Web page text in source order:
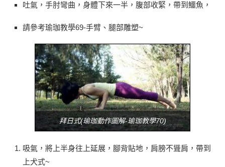
吐氣，手肘彎曲，身體下來一半，腹部收緊，帶到鱷魚，
請參考瑜珈教學69-手臂、腿部雕塑~
拜日式(瑜珈動作圖解-瑜珈教學70)
吸氣，將上半身往上延展，腳背貼地，肩膀不聳肩，帶到
上犬式~